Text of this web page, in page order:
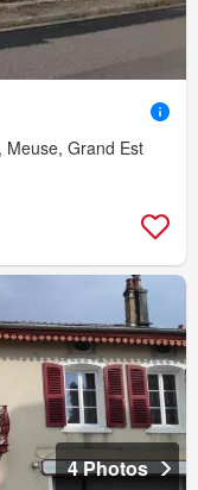
Meuse, Grand Est
4 Photos